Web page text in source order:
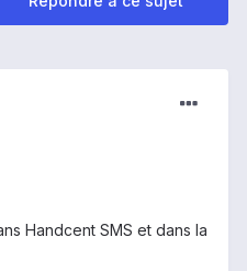
Handcent SMS et dans la